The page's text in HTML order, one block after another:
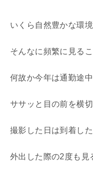
いくら自然豊かな環
そんなに頻繁に見る
何故か今年は通勤途
ササッと目の前を横切
撮影した日は到着し
外出した際の2度も見